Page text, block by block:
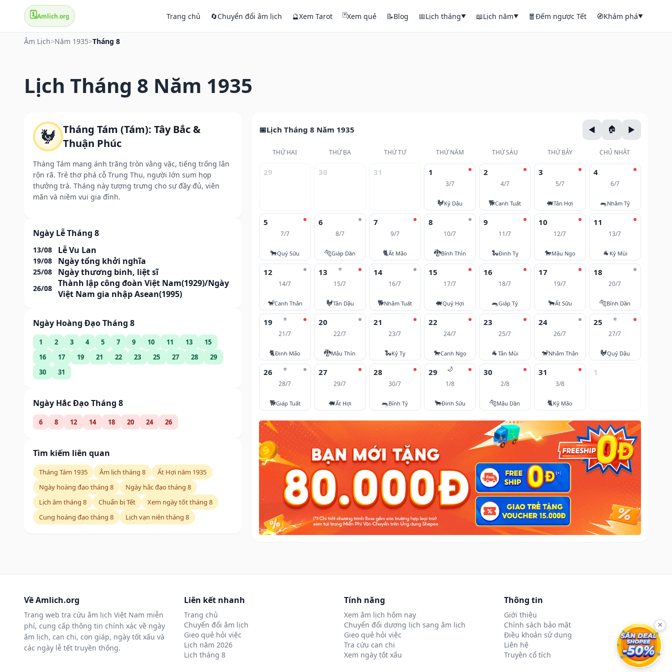
🗓️Amlich.org Trang chủ 🔄Chuyển đổi âm lịch 🔮Xem Tarot 🃏Xem quẻ 📝Blog 📅Lịch tháng▼ 📖Lịch năm▼ 🧧Đếm ngược Tết 🧭Khám phá▼
Âm Lịch>Năm 1935>Tháng 8
Lịch Tháng 8 Năm 1935
🐓 Tháng Tám (Tám): Tây Bắc &
Thuận Phúc
Tháng Tám mang ánh trăng tròn vằng vặc, tiếng trống lân
rộn rã. Trẻ thơ phá cỗ Trung Thu, người lớn sum họp
thưởng trà. Tháng này tượng trưng cho sự đầy đủ, viên
mãn và niềm vui gia đình.
Ngày Lễ Tháng 8
13/08 Lễ Vu Lan
19/08 Ngày tổng khởi nghĩa
25/08 Ngày thương binh, liệt sĩ
26/08
Thành lập công đoàn Việt Nam(1929)/Ngày
Việt Nam gia nhập Asean(1995)
Ngày Hoàng Đạo Tháng 8
1 2 3 4 5 7 9 10 11 13
15
16
17 19 21 22 23 25 27 28
29
30
31
Ngày Hắc Đạo Tháng 8
6 8 12 14 18 20 24 26
Tìm kiếm liên quan
Tháng Tám 1935 Âm lịch tháng 8
Ất Hợi năm 1935
Ngày hoàng đạo tháng 8
Ngày hắc đạo tháng 8
Lịch âm tháng 8
Chuẩn bị Tết
Xem ngày tốt tháng 8
Cung hoàng đạo tháng 8
Lịch vạn niên tháng 8
Lịch Tháng 8 Năm 1935
THỨ HAI THỨ BA THỨ TƯ THỨ NĂM THỨ SÁU THỨ BẢY CHỦ NHẬT
29 30 31 1
3/7
🐓Kỷ Dậu
2
4/7
🐕Canh Tuất
3
5/7
🐖Tân Hợi
4
6/7
🐀Nhâm Tý
5
7/7
🐂Quý Sửu
6
8/7
🐅Giáp Dần
7
9/7
🐈Ất Mão
8
10/7
🐉Bính Thìn
9
11/7
🐍Đinh Tỵ
10
12/7
🐎Mậu Ngọ
11
13/7
🐐 Kỷ Mùi
12
14/7
🐒Canh Thân
⭐
13
15/7
🐓Tân Dậu
14
16/7
🐕Nhâm Tuất
15
17/7
🐖Quý Hợi
16
18/7
🐀Giáp Tý
17
19/7
🐂Ất Sửu
18
20/7
🐅Bính Dần
⭐
19
21/7
🐈Đinh Mão
20
22/7
🐉Mậu Thìn
21
23/7
🐍Kỷ Tỵ
22
24/7
🐎Canh Ngọ
23
25/7
🐐Tân Mùi
24
26/7
🐒Nhâm Thân
⭐
25
27/7
🐓Quý Dậu
⭐
26
28/7
🐕Giáp Tuất
27
29/7
🐖Ất Hợi
28
30/7
🐀Bính Tý
🌙
29
1/8
🐂Đinh Sửu
30
2/8
🐅Mậu Dần
31
3/8
🐈Kỷ Mão
1
Về Amlich.org
Trang web tra cứu âm lịch Việt Nam miễn
phí, cung cấp thông tin chính xác về ngày
âm lịch, can chi, con giáp, ngày tốt xấu và
các ngày lễ tết truyền thống.
Liên kết nhanh
Trang chủ
Chuyển đổi âm lịch
Gieo quẻ hỏi việc
Lịch năm 2026
Lịch tháng 8
Tính năng
Xem âm lịch hôm nay
Chuyển đổi dương lịch sang âm lịch
Gieo quẻ hỏi việc
Tra cứu can chi
Xem ngày tốt xấu
Thông tin
Giới thiệu
Chính sách bảo mật
Điều khoản sử dụng
Liên hệ
Truyện cổ tích
×